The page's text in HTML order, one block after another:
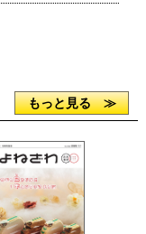
もっと見る ≫